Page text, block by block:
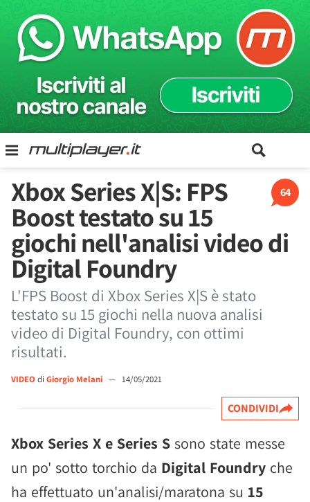
64
Xbox Series X|S: FPS
Boost testato su 15
giochi nell'analisi video di
Digital Foundry
L'FPS Boost di Xbox Series X|S è stato
testato su 15 giochi nella nuova analisi
video di Digital Foundry, con ottimi
risultati.
VIDEO di Giorgio Melani — 14/05/2021
CONDIVIDI
Xbox Series X e Series S sono state messe
un po' sotto torchio da Digital Foundry che
ha effettuato un'analisi/maratona su 15